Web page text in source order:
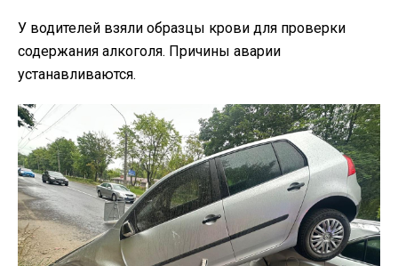
У водителей взяли образцы крови для проверки
содержания алкоголя. Причины аварии
устанавливаются.